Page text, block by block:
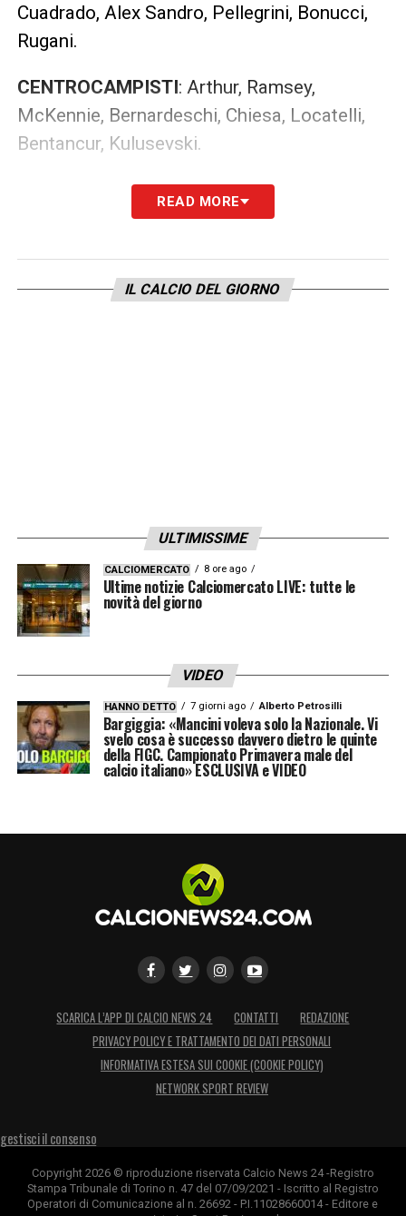
Cuadrado, Alex Sandro, Pellegrini, Bonucci,
Rugani.
CENTROCAMPISTI: Arthur, Ramsey,
McKennie, Bernardeschi, Chiesa, Locatelli,
Bentancur, Kulusevski.
ATTACCANTI: Morata, Kaio Jorge, Kean.
READ MORE
IL CALCIO DEL GIORNO
ULTIMISSIME
CALCIOMERCATO 8 ore ago
Ultime notizie Calciomercato LIVE: tutte le
novità del giorno
VIDEO
HANNO DETTO 7 giorni ago Alberto Petrosilli
Bargiggia: «Mancini voleva solo la Nazionale. Vi
svelo cosa è successo davvero dietro le quinte
della FIGC. Campionato Primavera male del
calcio italiano» ESCLUSIVA e VIDEO
SCARICA L’APP DI CALCIO NEWS 24 CONTATTI
REDAZIONE
PRIVACY POLICY E TRATTAMENTO DEI DATI PERSONALI
INFORMATIVA ESTESA SUI COOKIE (COOKIE POLICY)
NETWORK SPORT REVIEW
gestisci il consenso
Copyright 2026 © riproduzione riservata Calcio News 24 -Registro
Stampa Tribunale di Torino n. 47 del 07/09/2021 - Iscritto al Registro
Operatori di Comunicazione al n. 26692 - P.I.11028660014 - Editore e